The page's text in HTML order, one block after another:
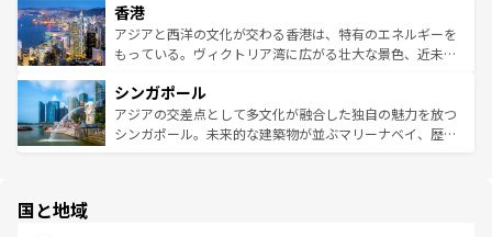
とつ。フォーやバインミー、ベトナムコーヒーなどは、ぜ
ひ現地で味わいたい。どの地域を訪れてもあたたかい人々
が旅行者を迎えてくれるので、きっと忘れられない旅にな
参照してほしい。
の活気が交差している。北部ではチェンマイなどの山岳地
帯で自然と触れ合い、南部ではプーケットやクラビの美し
いビーチでリゾート気分を楽しむことができる。タイ料理
激する。気候は一年中温暖で、どの季節にも異なる楽しみ
が待っている。親しみやすいタイの人々、仏教を中心とし
た文化、そして多様な観光資源が、訪れる旅人を魅了し続
香港
アジアと西洋の文化が交わる香港は、特有のエネルギーを
もっている。ヴィクトリア湾に広がる壮大な景色、近未来
み、どこを訪れても感動するはず。観光スポットが密集し
ており、効率よく見どころを回れるのも魅力。息をのむよ
うな絶景から文化的な体験まで、香港を存分に楽しみ尽く
シンガポール
アジアの交差点として多文化が融合した独自の魅力を放つ
シンガポール。未来的な建築物が並ぶマリーナベイ、歴史
国と地域